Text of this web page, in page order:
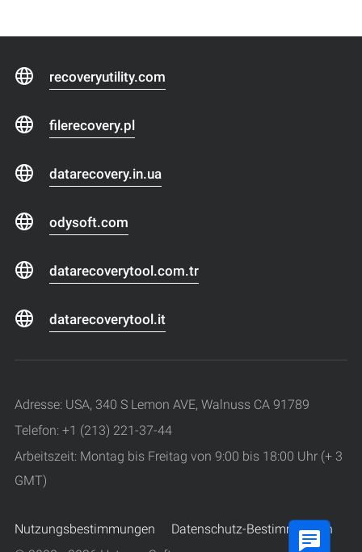
recoveryutility.com
filerecovery.pl
datarecovery.in.ua
odysoft.com
datarecoverytool.com.tr
datarecoverytool.it
Adresse: USA, 340 S Lemon AVE, Walnuss CA 91789
Telefon: +1 (213) 221-37-44
Arbeitszeit: Montag bis Freitag von 9:00 bis 18:00 Uhr (+ 3
GMT)
Nutzungsbestimmungen
Datenschutz-Bestimmungen